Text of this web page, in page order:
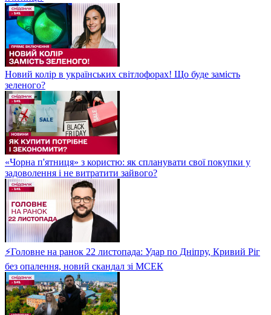
Новий колір в українських світлофорах! Що буде замість
зеленого?
«Чорна п'ятниця» з користю: як спланувати свої покупки у
задоволення і не витратити зайвого?
⚡Головне на ранок 22 листопада: Удар по Дніпру, Кривий Ріг
без опалення, новий скандал зі МСЕК